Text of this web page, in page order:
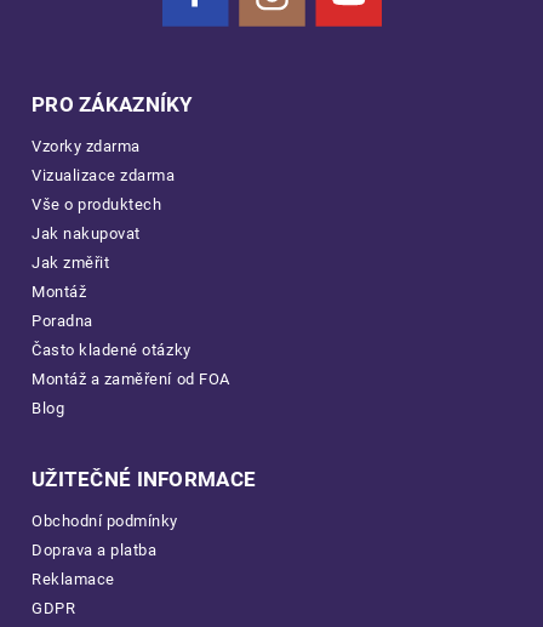
PRO ZÁKAZNÍKY
Vzorky zdarma
Vizualizace zdarma
Vše o produktech
Jak nakupovat
Jak změřit
Montáž
Poradna
Často kladené otázky
Montáž a zaměření od FOA
Blog
UŽITEČNÉ INFORMACE
Obchodní podmínky
Doprava a platba
Reklamace
GDPR